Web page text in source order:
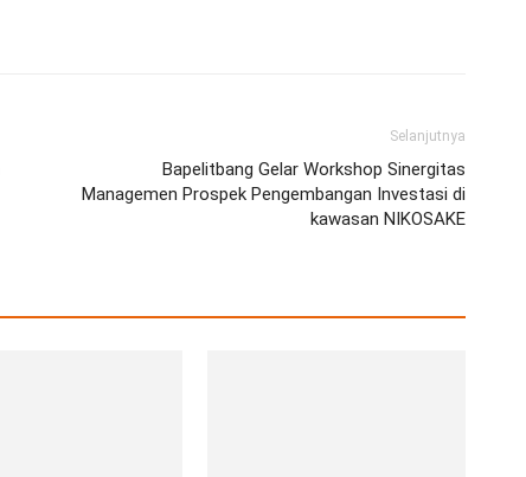
Selanjutnya
Bapelitbang Gelar Workshop Sinergitas
Managemen Prospek Pengembangan Investasi di
kawasan NIKOSAKE